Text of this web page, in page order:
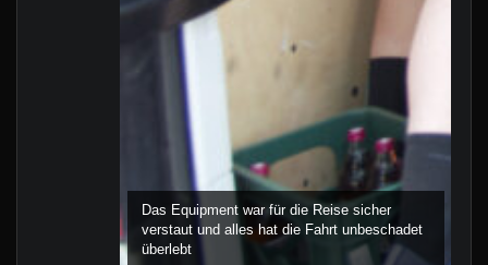
Das Equipment war für die Reise sicher
verstaut und alles hat die Fahrt unbeschadet
überlebt